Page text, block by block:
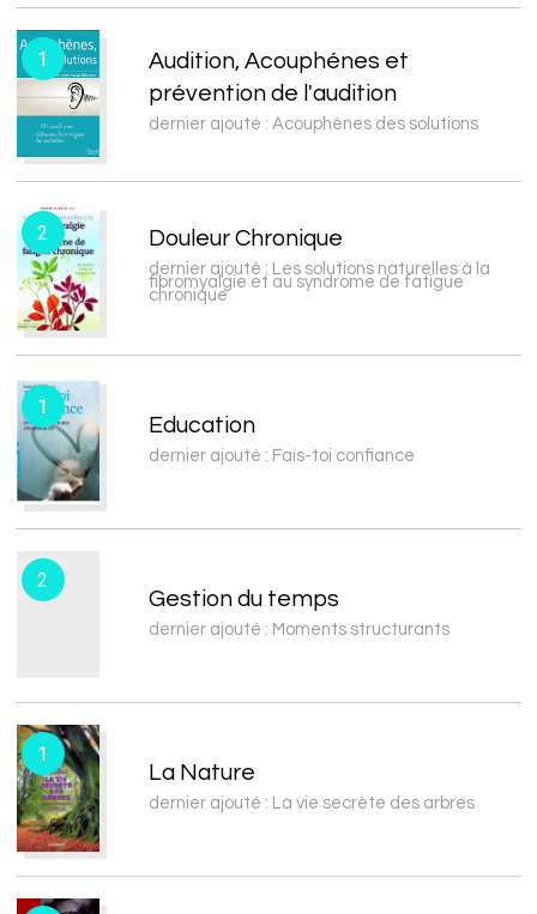
1
Audition, Acouphénes et
prévention de l'audition
dernier ajouté : Acouphènes des solutions
2 Douleur Chronique
dernier ajouté : Les solutions naturelles à la
fibromyalgie et au syndrome de fatigue
chronique
1
Education
dernier ajouté : Fais-toi confiance
2
Gestion du temps
dernier ajouté : Moments structurants
1
La Nature
dernier ajouté : La vie secrète des arbres